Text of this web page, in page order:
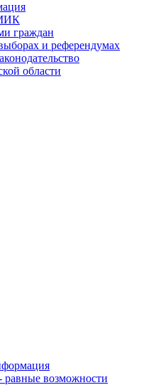
граждан
и референдумах
области
равные возможности